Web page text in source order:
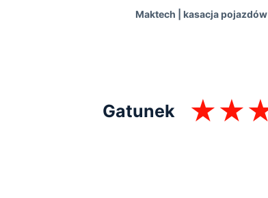
Maktech | kasacja pojazdów
Gatunek